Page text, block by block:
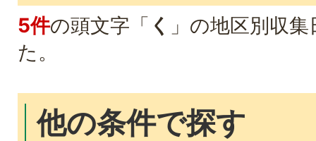
5件の頭文字「 く 」の地区別収集
た。
他の条件で探す